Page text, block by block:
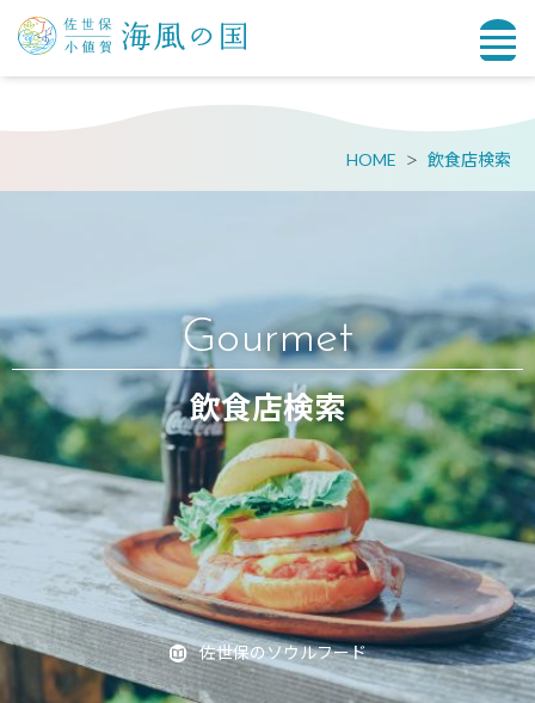
HOME 飲食店検索
Gourmet
飲食店検索
アツアツのレモンステーキ